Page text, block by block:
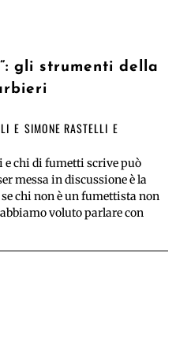
gli strumenti della
E SIMONE RASTELLI E
chi di fumetti scrive può
messa in discussione è la
chi non è un fumettista non
voluto parlare con